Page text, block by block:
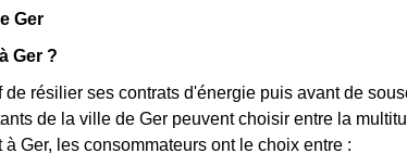
Ger
Ger ?
résilier ses contrats d'énergie puis avant de
de la ville de Ger peuvent choisir entre la
Ger, les consommateurs ont le choix entre :